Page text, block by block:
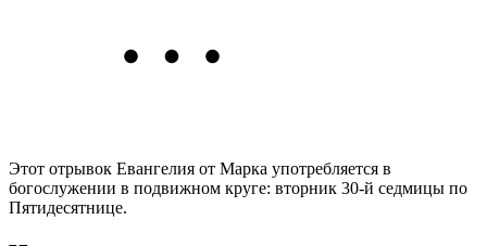
Этот отрывок Евангелия от Марка употребляется в
богослужении в подвижном круге: вторник 30-й седмицы по
Пятидесятнице.